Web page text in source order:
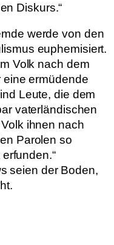
Diskurs.“
werde von den
euphemisiert.
Volk nach dem
eine ermüdende
Leute, die dem
vaterländischen
ihnen nach
Parolen so
seien der Boden,